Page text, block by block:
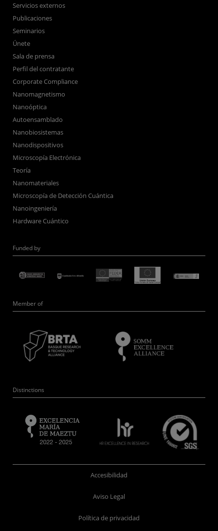
Servicios externos
Publicaciones
Seminarios
Únete
Sala de prensa
Perfil del contratante
Corporate Compliance
Nanomagnetismo
Nanoóptica
Autoensamblado
Nanobiosistemas
Nanodispositivos
Microscopía Electrónica
Teoría
Nanomateriales
Microscopía de Detección Cuántica
Nanoingeniería
Hardware Cuántico
Funded by
Member of
Distinctions
Accesibilidad
Aviso Legal
Política de privacidad